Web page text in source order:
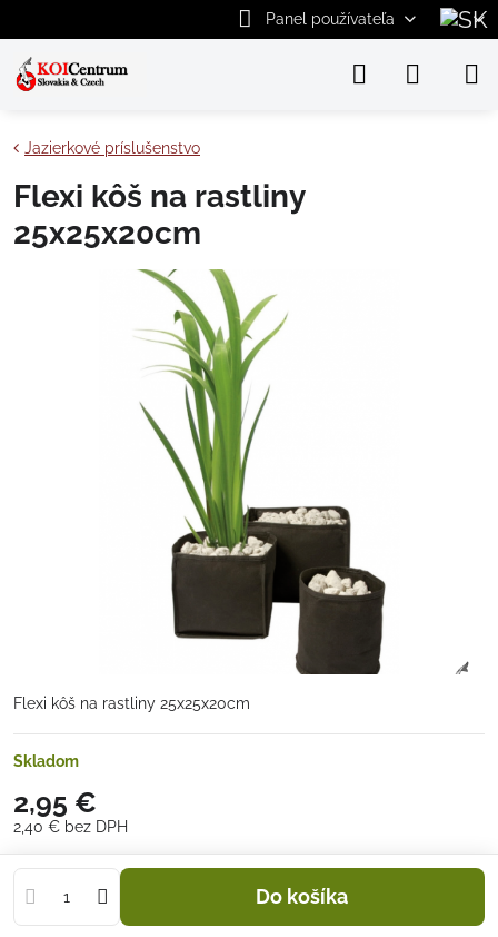
Panel používateľa
Jazierkové príslušenstvo
Flexi kôš na rastliny
25x25x20cm
Flexi kôš na rastliny 25x25x20cm
Skladom
2,95 €
2,40 € bez DPH
Do košíka